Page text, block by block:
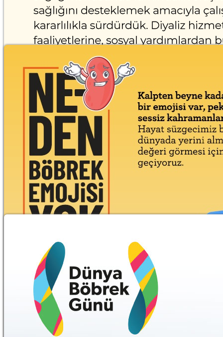
Yarısında Neler Yaptı?
01.07.2026
Böbrek Emojisi Neden Yok?
14.05.2026